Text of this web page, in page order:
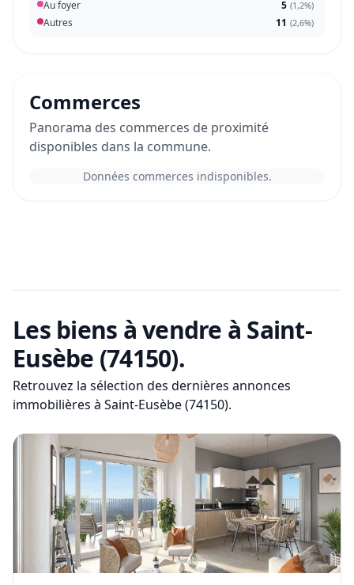
Au foyer 5 (1,2%)
Autres 11 (2,6%)
Commerces
Panorama des commerces de proximité
disponibles dans la commune.
Données commerces indisponibles.
Les biens à vendre à Saint-
Eusèbe (74150).
Retrouvez la sélection des dernières annonces
immobilières à Saint-Eusèbe (74150).